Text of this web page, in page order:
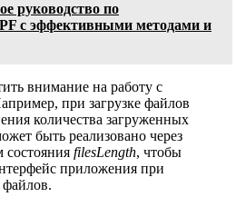
руководство по
с эффективными методами и
внимание на работу с
при загрузке файлов
количества загруженных
быть реализовано через
состояния filesLength, чтобы
приложения при